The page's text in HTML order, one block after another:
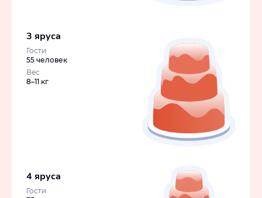
3 яруса
Гости
55 человек
Вес
8–11 кг
4 яруса
Гости